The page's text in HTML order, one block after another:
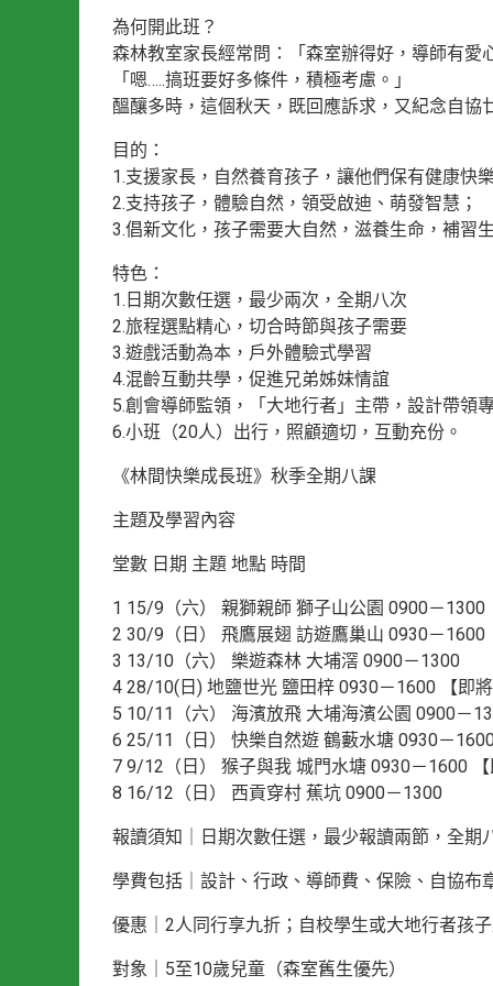
為何開此班？
森林教室家長經常問：「森室辦得好，導師有愛
「嗯…..搞班要好多條件，積極考慮。」
醞釀多時，這個秋天，既回應訴求，又紀念自協
目的：
1.支援家長，自然養育孩子，讓他們保有健康快
2.支持孩子，體驗自然，領受啟迪、萌發智慧；
3.倡新文化，孩子需要大自然，滋養生命，補習
特色：
1.日期次數任選，最少兩次，全期八次
2.旅程選點精心，切合時節與孩子需要
3.遊戲活動為本，戶外體驗式學習
4.混齡互動共學，促進兄弟姊妹情誼
5.創會導師監領，「大地行者」主帶，設計帶領
6.小班（20人）出行，照顧適切，互動充份。
《林間快樂成長班》秋季全期八課
主題及學習內容
堂數 日期 主題 地點 時間
1 15/9（六） 親獅親師 獅子山公園 0900－1300
2 30/9（日） 飛鷹展翅 訪遊鷹巢山 0930－1600
3 13/10（六） 樂遊森林 大埔滘 0900－1300
4 28/10(日) 地鹽世光 鹽田梓 0930－1600 【即將
5 10/11（六） 海濱放飛 大埔海濱公園 0900－
6 25/11（日） 快樂自然遊 鶴藪水塘 0930－1600
7 9/12（日） 猴子與我 城門水塘 0930－1600 【
8 16/12（日） 西貢穿村 蕉坑 0900－1300
報讀須知｜日期次數任選，最少報讀兩節，全期
學費包括｜設計、行政、導師費、保險、自協布
優惠｜2人同行享九折；自校學生或大地行者孩
對象｜5至10歲兒童（森室舊生優先）